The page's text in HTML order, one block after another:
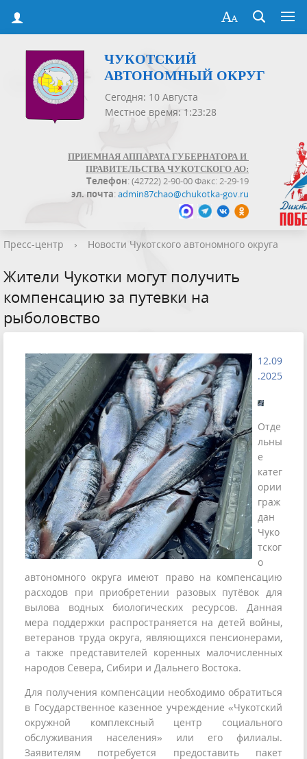
ЧУКОТСКИЙ
АВТОНОМНЫЙ ОКРУГ
Сегодня: 10 Августа
Местное время: 1:23:28
ПРИЕМНАЯ АППАРАТА ГУБЕРНАТОРА И
ПРАВИТЕЛЬСТВА ЧУКОТСКОГО АО:
Телефон: (42722) 2-90-00 Факс: 2-29-19
эл. почта:admin87chao@chukotka-gov.ru
Пресс-центр › Новости Чукотского автономного округа
Жители Чукотки могут получить
компенсацию за путевки на
рыболовство
12.09
.2025
Отде
льны
е
катег
ории
граж
дан
Чуко
тског
о
автономного округа имеют право на компенсацию
расходов при приобретении разовых путёвок для
вылова водных биологических ресурсов. Данная
мера поддержки распространяется на детей войны,
ветеранов труда округа, являющихся пенсионерами,
а также представителей коренных малочисленных
народов Севера, Сибири и Дальнего Востока.
Для получения компенсации необходимо обратиться
в Государственное казенное учреждение «Чукотский
окружной комплексный центр социального
обслуживания населения» или его филиалы.
Заявителям потребуется предоставить пакет